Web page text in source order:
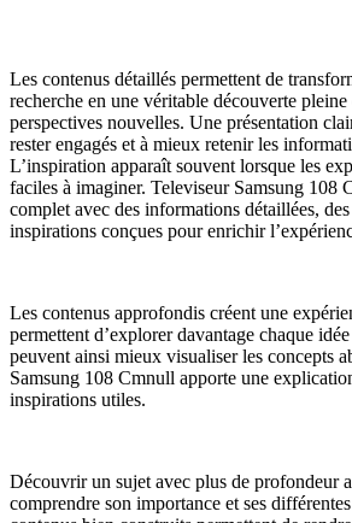
Les contenus détaillés permettent de
recherche en une véritable découverte pleine
perspectives nouvelles. Une présentation
rester engagés et à mieux retenir les
L’inspiration apparaît souvent lorsque les
faciles à imaginer. Televiseur Samsung 108
complet avec des informations détaillées,
inspirations conçues pour enrichir
Les contenus approfondis créent une
permettent d’explorer davantage chaque
peuvent ainsi mieux visualiser les concepts
Samsung 108 Cmnull apporte une
inspirations utiles.
Découvrir un sujet avec plus de profondeur
comprendre son importance et ses